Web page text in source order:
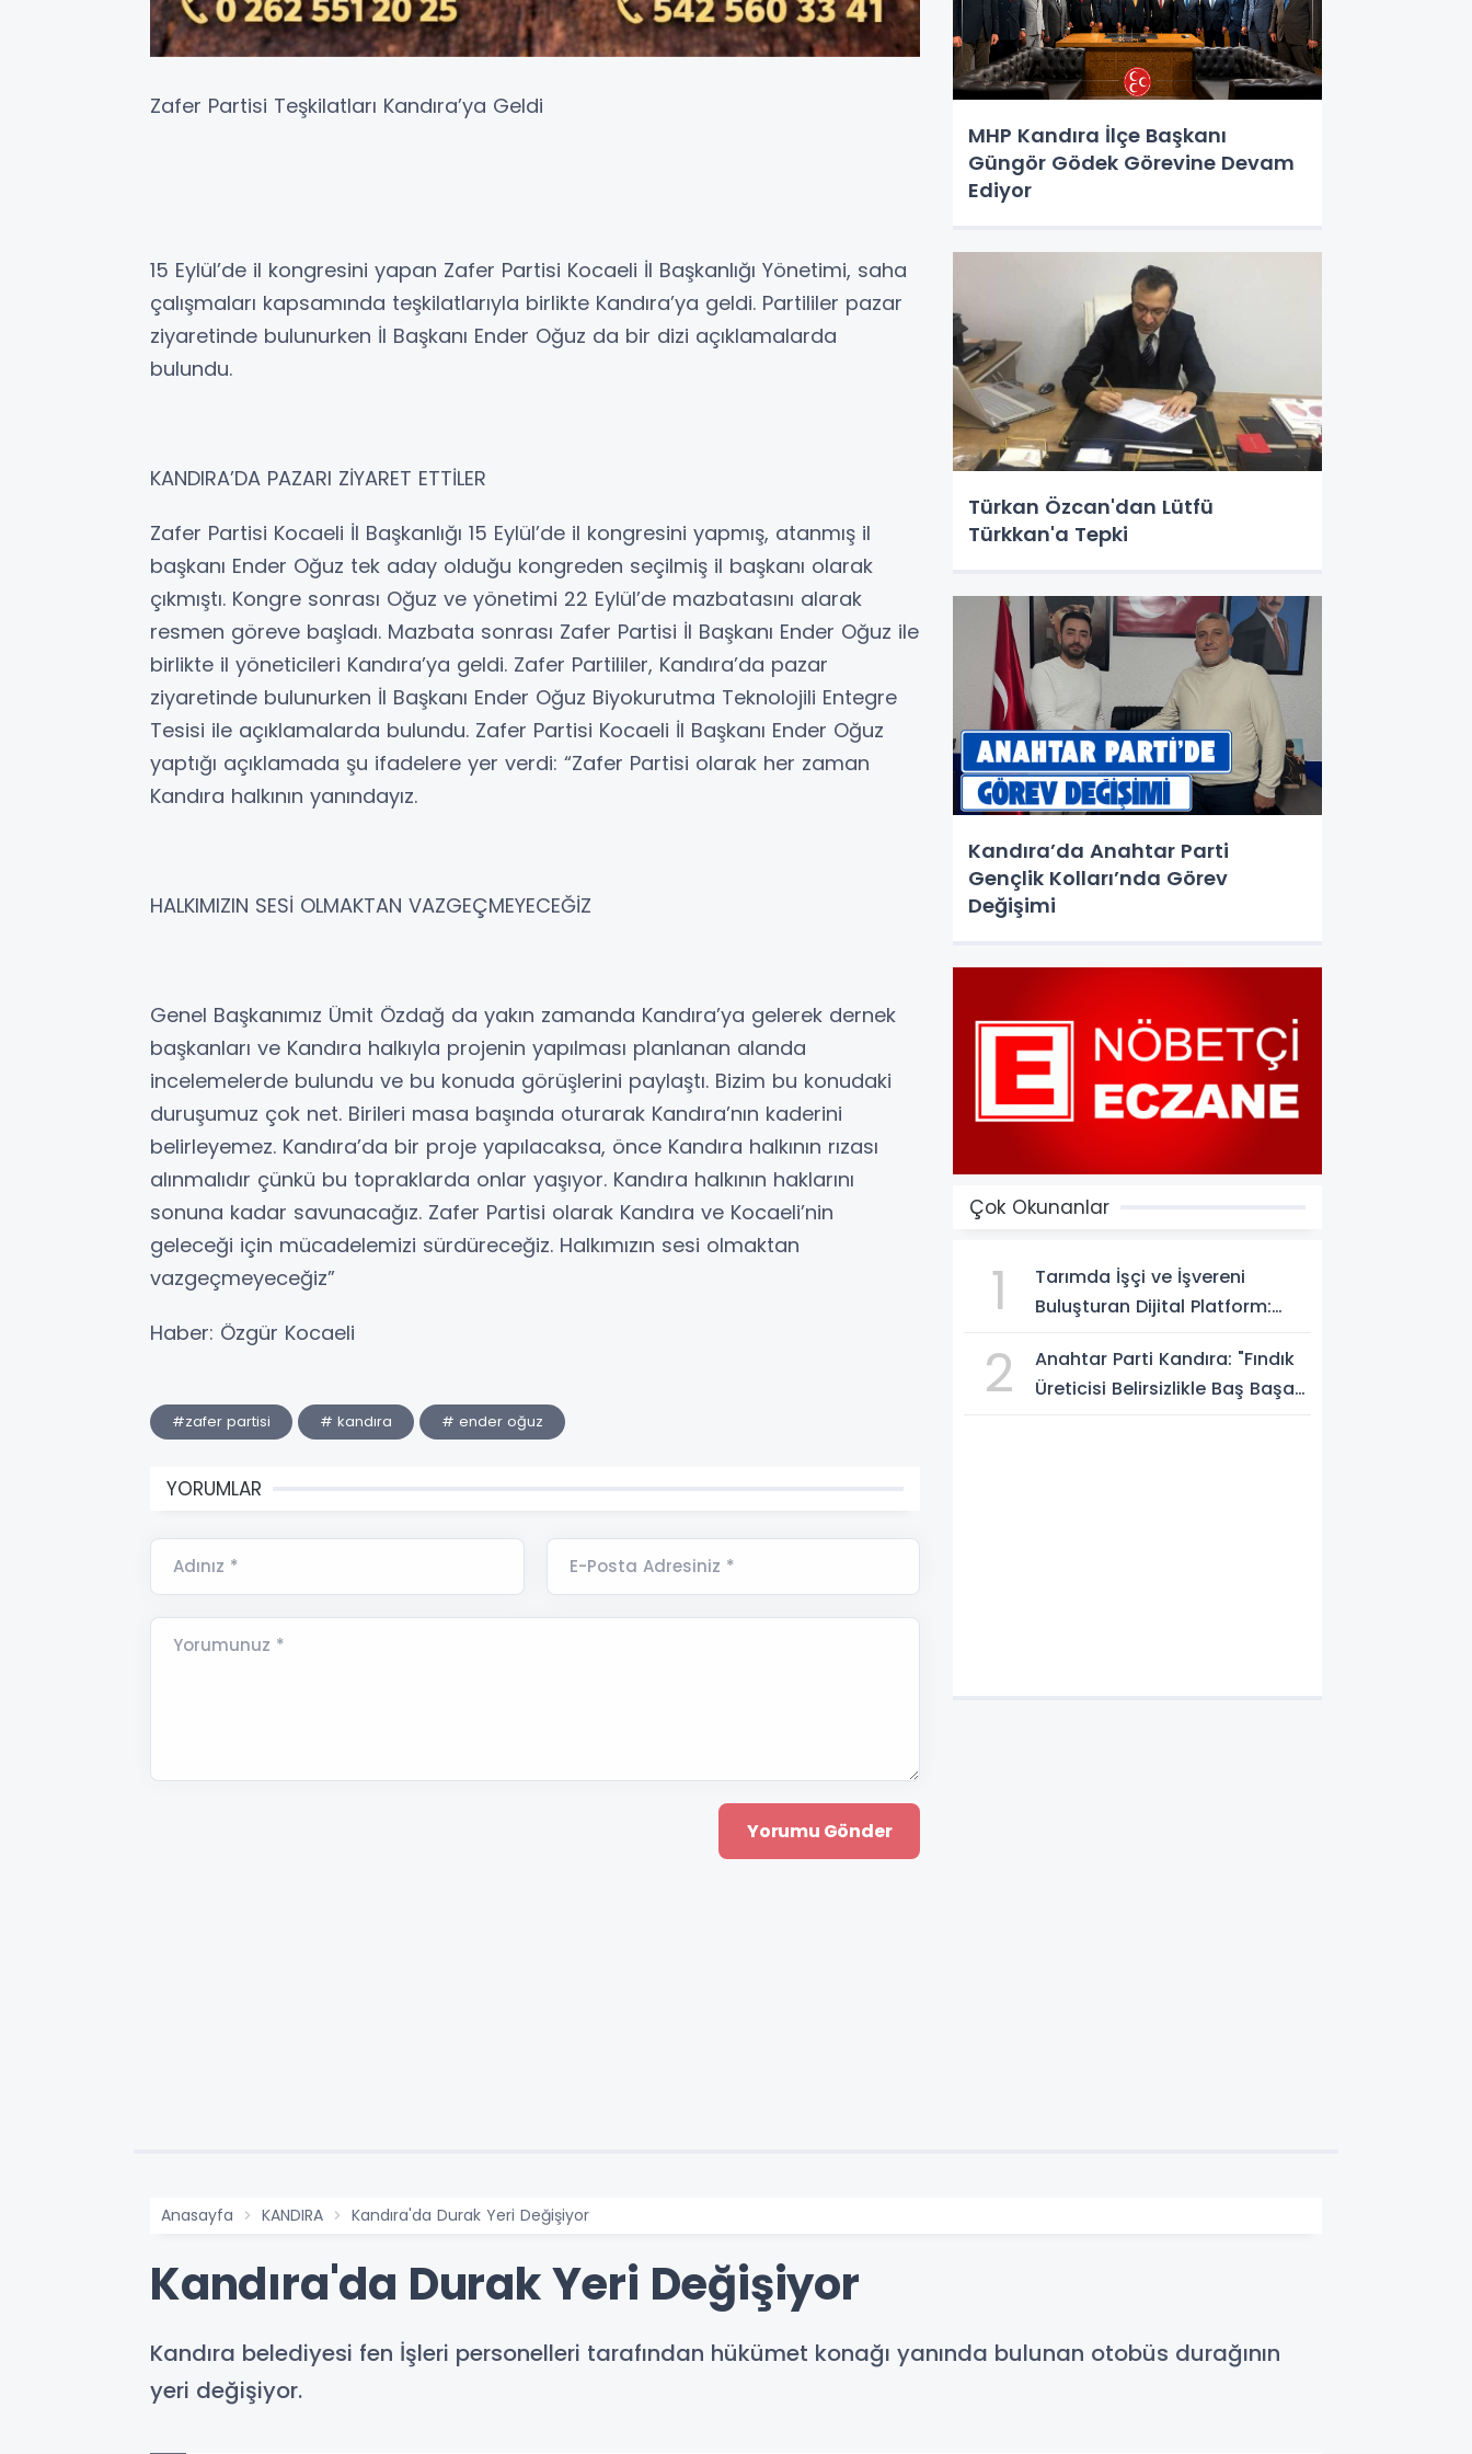
Zafer Partisi Teşkilatları Kandıra’ya Geldi
15 Eylül’de il kongresini yapan Zafer Partisi Kocaeli İl Başkanlığı Yönetimi, saha
çalışmaları kapsamında teşkilatlarıyla birlikte Kandıra’ya geldi. Partililer pazar
ziyaretinde bulunurken İl Başkanı Ender Oğuz da bir dizi açıklamalarda
bulundu.
KANDIRA’DA PAZARI ZİYARET ETTİLER
Zafer Partisi Kocaeli İl Başkanlığı 15 Eylül’de il kongresini yapmış, atanmış il
başkanı Ender Oğuz tek aday olduğu kongreden seçilmiş il başkanı olarak
çıkmıştı. Kongre sonrası Oğuz ve yönetimi 22 Eylül’de mazbatasını alarak
resmen göreve başladı. Mazbata sonrası Zafer Partisi İl Başkanı Ender Oğuz ile
birlikte il yöneticileri Kandıra’ya geldi. Zafer Partililer, Kandıra’da pazar
ziyaretinde bulunurken İl Başkanı Ender Oğuz Biyokurutma Teknolojili Entegre
Tesisi ile açıklamalarda bulundu. Zafer Partisi Kocaeli İl Başkanı Ender Oğuz
yaptığı açıklamada şu ifadelere yer verdi: “Zafer Partisi olarak her zaman
Kandıra halkının yanındayız.
HALKIMIZIN SESİ OLMAKTAN VAZGEÇMEYECEĞİZ
Genel Başkanımız Ümit Özdağ da yakın zamanda Kandıra’ya gelerek dernek
başkanları ve Kandıra halkıyla projenin yapılması planlanan alanda
incelemelerde bulundu ve bu konuda görüşlerini paylaştı. Bizim bu konudaki
duruşumuz çok net. Birileri masa başında oturarak Kandıra’nın kaderini
belirleyemez. Kandıra’da bir proje yapılacaksa, önce Kandıra halkının rızası
alınmalıdır çünkü bu topraklarda onlar yaşıyor. Kandıra halkının haklarını
sonuna kadar savunacağız. Zafer Partisi olarak Kandıra ve Kocaeli’nin
geleceği için mücadelemizi sürdüreceğiz. Halkımızın sesi olmaktan
vazgeçmeyeceğiz”
Haber: Özgür Kocaeli
#zafer partisi # kandıra # ender oğuz
YORUMLAR
Adınız * E-Posta Adresiniz *
Yorumunuz *
MHP Kandıra İlçe Başkanı
Güngör Gödek Görevine Devam
Ediyor
Türkan Özcan'dan Lütfü
Türkkan'a Tepki
Kandıra’da Anahtar Parti
Gençlik Kolları’nda Görev
Değişimi
Çok Okunanlar
1
Tarımda İşçi ve İşvereni
Buluşturan Dijital Platform:
2
Anahtar Parti Kandıra: "Fındık
Üreticisi Belirsizlikle Baş Başa
Anasayfa KANDIRA Kandıra'da Durak Yeri Değişiyor
Kandıra'da Durak Yeri Değişiyor
Kandıra belediyesi fen İşleri personelleri tarafından hükümet konağı yanında bulunan otobüs durağının
yeri değişiyor.